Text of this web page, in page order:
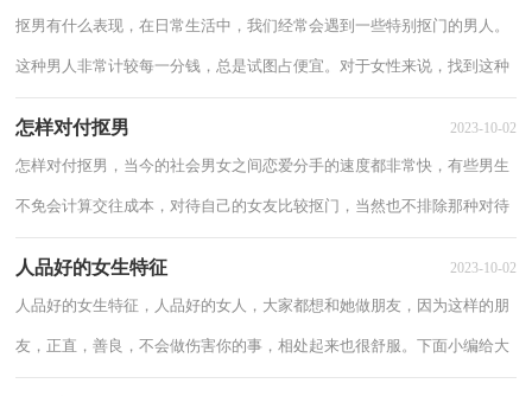
抠男有什么表现，在日常生活中，我们经常会遇到一些特别抠门的男人。
这种男人非常计较每一分钱，总是试图占便宜。对于女性来说，找到这种
怎样对付抠男 2023-10-02
怎样对付抠男，当今的社会男女之间恋爱分手的速度都非常快，有些男生
不免会计算交往成本，对待自己的女友比较抠门，当然也不排除那种对待
人品好的女生特征 2023-10-02
人品好的女生特征，人品好的女人，大家都想和她做朋友，因为这样的朋
友，正直，善良，不会做伤害你的事，相处起来也很舒服。下面小编给大